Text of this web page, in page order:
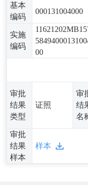
基本
编码
000131004000
实施
编码
00
审批
结果
类型
证照
审
结
名
审批
结果
样本
样本